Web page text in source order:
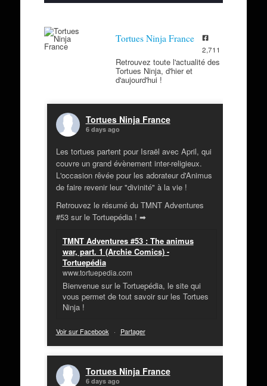
Tortues Ninja France
2,711
Retrouvez toute l'actualité des
Tortues Ninja, d'hier et
d'aujourd'hui !
Tortues Ninja France
6 days ago
Les tortues partent pour Israël avec April, qui
couvre un grand évènement inter-religieux.
L'occasion rêvée pour les adorateur d'Animus
de faire revenir leur "divinité" à la vie !
Retrouvez le résumé du TMNT Adventures
#53 sur le Tortuepédia ! ➡
TMNT Adventures #53 : The animus
war, part. 1 (Archie Comics) -
Tortuepédia
www.tortuepedia.com
Bienvenue sur le Tortuepédia, le site qui
vous permet de tout savoir sur les Tortues
Ninja !
Voir sur Facebook · Partager
Tortues Ninja France
6 days ago